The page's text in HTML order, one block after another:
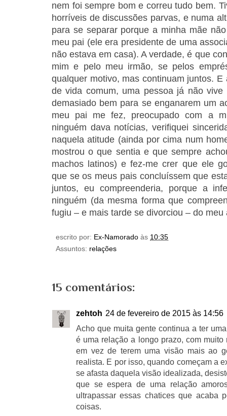
nem foi sempre bom e correu tudo bem.
horríveis de discussões parvas, e numa
para se separar porque a minha mãe
meu pai (ele era presidente de uma
não estava em casa). A verdade, é que
mim e pelo meu irmão, se pelos
qualquer motivo, mas continuam juntos.
de vida comum, uma pessoa já não
demasiado bem para se enganarem um
meu pai me fez, preocupado com a
ninguém dava notícias, verifiquei
naquela atitude (ainda por cima num
mostrou o que sentia e que sempre
machos latinos) e fez-me crer que ele
que se os meus pais concluíssem que
juntos, eu compreenderia, porque a
ninguém (da mesma forma que
fugiu – e mais tarde se divorciou – do
escrito por: Ex-Namorado às 10:35
Assuntos: relações
15 comentários:
zehtoh 24 de fevereiro de 2015 às 14:56
Acho que muita gente continua a ter
é uma relação a longo prazo, com
em vez de terem uma visão mais ao
realista. E por isso, quando começam a
se afasta daquela visão idealizada,
que se espera de uma relação
ultrapassar essas chatices que acaba
coisas.